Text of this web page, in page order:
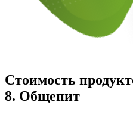
Стоимость
8. Общепит